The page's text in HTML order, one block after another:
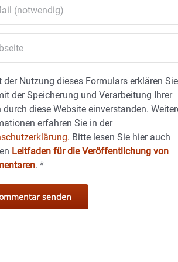
der Nutzung dieses Formulars erklären Sie
der Speicherung und Verarbeitung Ihrer
durch diese Website einverstanden.
erfahren Sie in der
Bitte lesen Sie hier auch
Leitfaden für die Veröffentlichung von
.*